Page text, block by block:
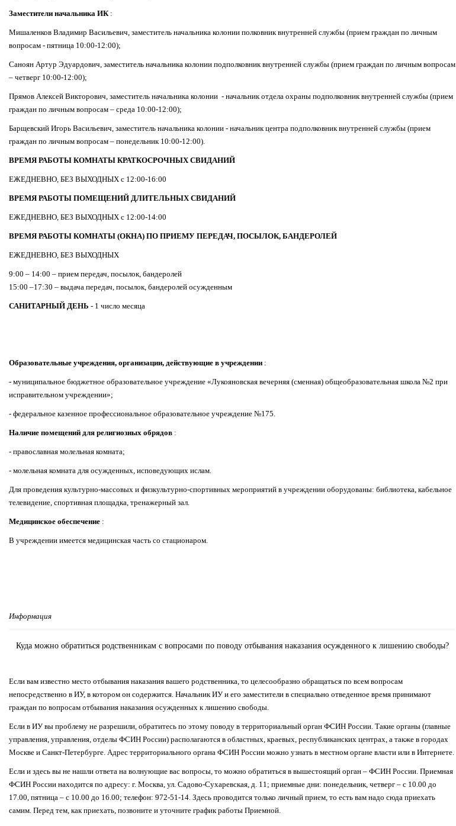
Заместители начальника ИК:
Мишаленков Владимир Васильевич, заместитель начальника колонии полковник внутренней службы (прием граждан по личным
вопросам - пятница 10:00-12:00);
Саноян Артур Эдуардович, заместитель начальника колонии подполковник внутренней службы (прием граждан по личным вопросам
– четверг 10:00-12:00);
Прямов Алексей Викторович, заместитель начальника колонии - начальник отдела охраны подполковник внутренней службы (прием
граждан по личным вопросам – среда 10:00-12:00);
Барщевский Игорь Васильевич, заместитель начальника колонии - начальник центра подполковник внутренней службы (прием
граждан по личным вопросам – понедельник 10:00-12:00).
ВРЕМЯ РАБОТЫ КОМНАТЫ КРАТКОСРОЧНЫХ СВИДАНИЙ
ЕЖЕДНЕВНО, БЕЗ ВЫХОДНЫХ с 12:00-16:00
ВРЕМЯ РАБОТЫ ПОМЕЩЕНИЙ ДЛИТЕЛЬНЫХ СВИДАНИЙ
ЕЖЕДНЕВНО, БЕЗ ВЫХОДНЫХ с 12:00-14:00
ВРЕМЯ РАБОТЫ КОМНАТЫ (ОКНА) ПО ПРИЕМУ ПЕРЕДАЧ, ПОСЫЛОК, БАНДЕРОЛЕЙ
ЕЖЕДНЕВНО, БЕЗ ВЫХОДНЫХ
9:00 – 14:00 – прием передач, посылок, бандеролей
15:00 –17:30 – выдача передач, посылок, бандеролей осужденным
САНИТАРНЫЙ ДЕНЬ - 1 число месяца
Образовательные учреждения, организации, действующие в учреждении :
- муниципальное бюджетное образовательное учреждение «Лукояновская вечерняя (сменная) общеобразовательная школа №2 при
исправительном учреждении»;
- федеральное казенное профессиональное образовательное учреждение №175.
Наличие помещений для религиозных обрядов :
- православная молельная комната;
- молельная комната для осужденных, исповедующих ислам.
Для проведения культурно-массовых и физкультурно-спортивных мероприятий в учреждении оборудованы: библиотека, кабельное
телевидение, спортивная площадка, тренажерный зал.
Медицинское обеспечение :
В учреждении имеется медицинская часть со стационаром.
Информация
Куда можно обратиться родственникам с вопросами по поводу отбывания наказания осужденного к лишению свободы?
Если вам известно место отбывания наказания вашего родственника, то целесообразно обращаться по всем вопросам
непосредственно в ИУ, в котором он содержится. Начальник ИУ и его заместители в специально отведенное время принимают
граждан по вопросам отбывания наказания осужденных к лишению свободы.
Если в ИУ вы проблему не разрешили, обратитесь по этому поводу в территориальный орган ФСИН России. Такие органы (главные
управления, управления, отделы ФСИН России) располагаются в областных, краевых, республиканских центрах, а также в городах
Москве и Санкт-Петербурге. Адрес территориального органа ФСИН России можно узнать в местном органе власти или в Интернете.
Если и здесь вы не нашли ответа на волнующие вас вопросы, то можно обратиться в вышестоящий орган – ФСИН России. Приемная
ФСИН России находится по адресу: г. Москва, ул. Садово-Сухаревская, д. 11; приемные дни: понедельник, четверг – с 10.00 до
17.00, пятница – с 10.00 до 16.00; телефон: 972-51-14. Здесь проводится только личный прием, то есть вам надо сюда приехать
самим. Перед тем, как приехать, позвоните и уточните график работы Приемной.